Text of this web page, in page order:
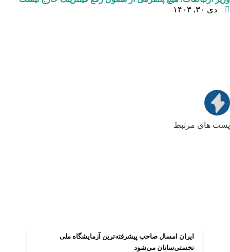
دی ۳۰, ۱۴۰۳
پست های مرتبط
ایران امسال صاحب پیشرفته‌ترین آزمایشگاه ملی
نخستی‌سانان می‌شود